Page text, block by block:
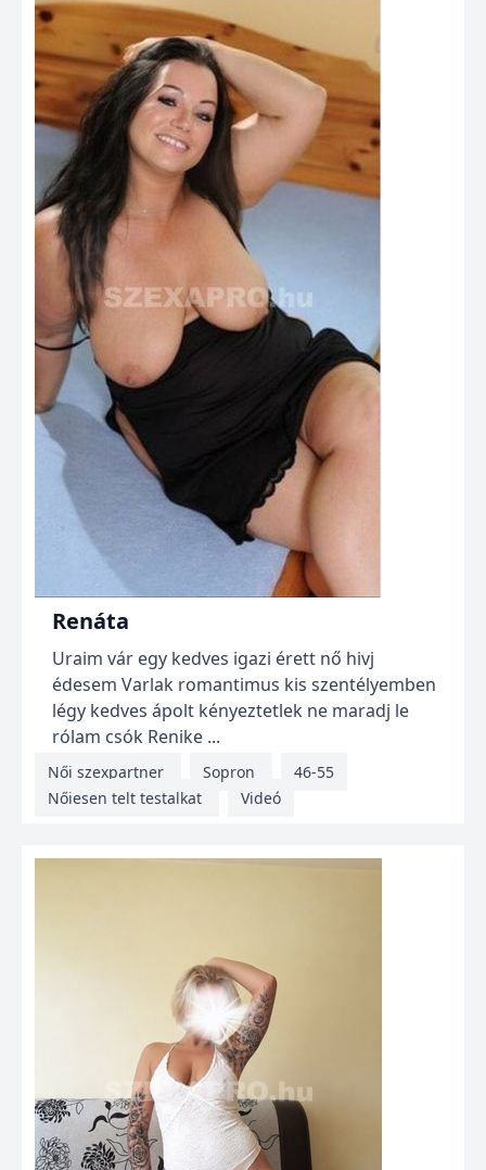
Renáta
Uraim vár egy kedves igazi érett nő hivj
édesem Varlak romantimus kis szentélyemben
légy kedves ápolt kényeztetlek ne maradj le
rólam csók Renike ...
Női szexpartner Sopron
46-55
Nőiesen telt testalkat
Videó